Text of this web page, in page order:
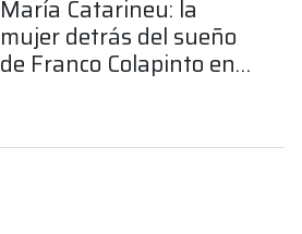
María Catarineu: la
mujer detrás del sueño
de Franco Colapinto en